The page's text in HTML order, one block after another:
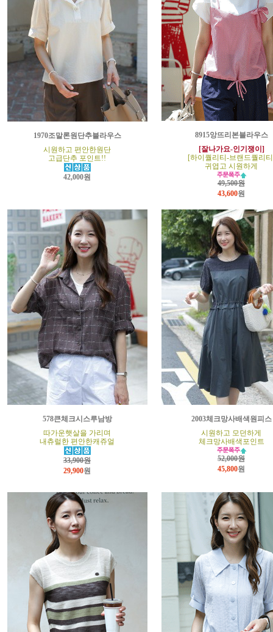
1970조말론원단추블라우스
시원하고 편안한원단
고급단추 포인트!!
42,000원
8915앙뜨리본블라우스
[잘나가요-인기쟁이]
[하이퀄리티-브랜드퀄리
귀엽고 시원하게
49,500원
43,600원
578큰체크시스루남방
따가운햇살을 가리며
내츄럴한 편안한캐쥬얼
33,900원
29,900원
2003체크망사배색원피스
시원하고 모던하게
체크망사배색포인트
52,000원
45,800원